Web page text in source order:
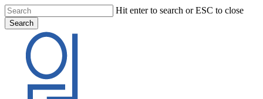
Skip
to
main
content
Hit enter to search or ESC to close
Search
Search